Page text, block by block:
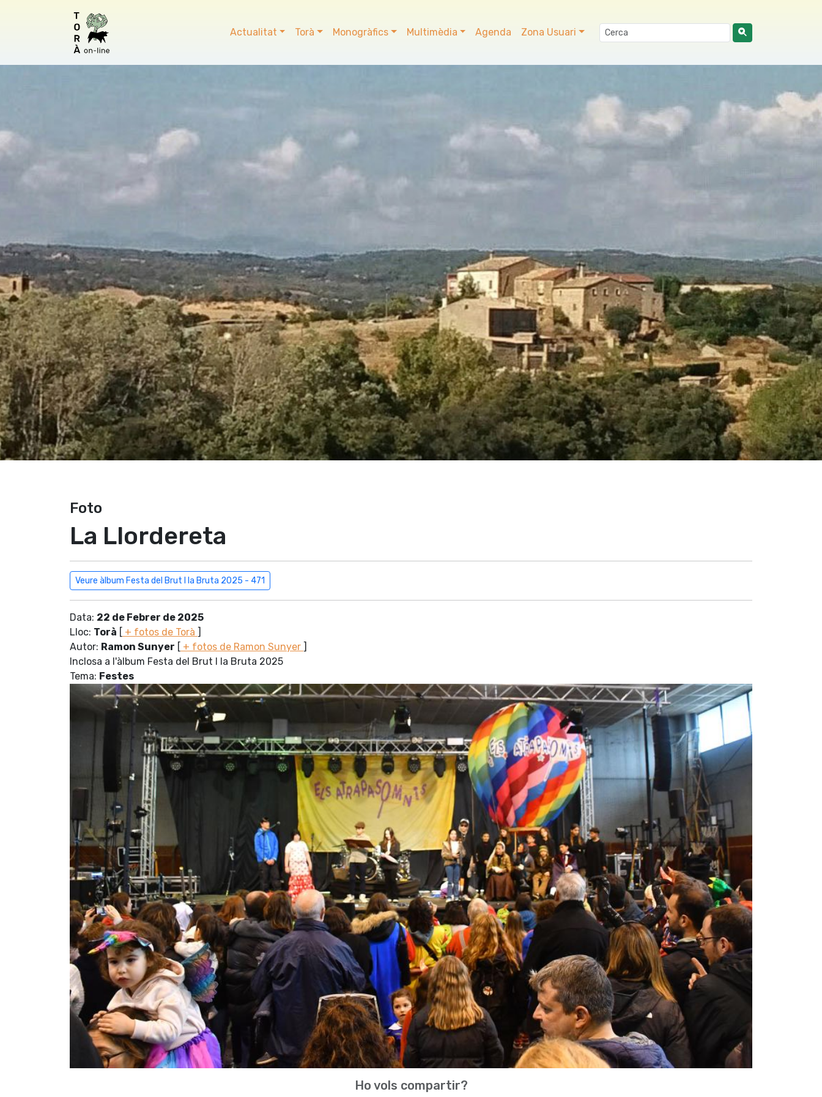
Actualitat Torà Monogràfics Multimèdia Agenda Zona Usuari
Foto
La Llordereta
Veure àlbum Festa del Brut l la Bruta 2025 - 471
Data: 22 de Febrer de 2025
Lloc: Torà [ + fotos de Torà ]
Autor: Ramon Sunyer [ + fotos de Ramon Sunyer ]
Inclosa a l'àlbum Festa del Brut l la Bruta 2025
Tema: Festes
Ho vols compartir?